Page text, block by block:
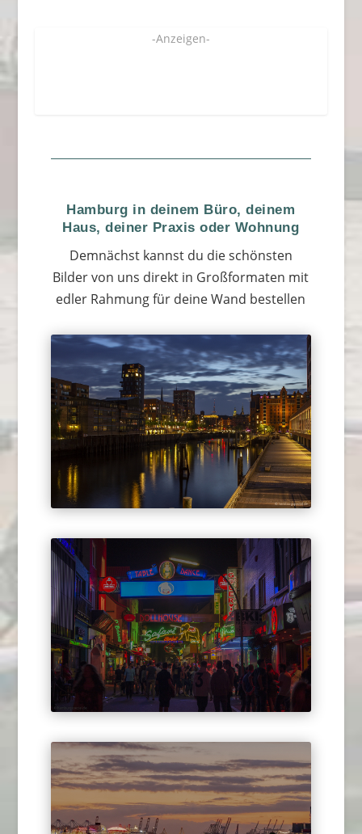
-Anzeigen-
Hamburg in deinem Büro, deinem
Haus, deiner Praxis oder Wohnung
Demnächst kannst du die schönsten
Bilder von uns direkt in Großformaten mit
edler Rahmung für deine Wand bestellen